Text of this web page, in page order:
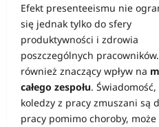
Efekt presenteeismu nie
się jednak tylko do sfery
produktywności i zdrowia
poszczególnych
również znaczący wpływ na
całego zespołu. Świadomość,
koledzy z pracy zmuszani są
pracy pomimo choroby, może